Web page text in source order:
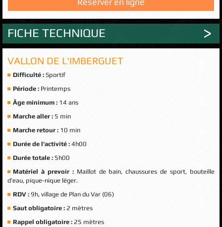
FICHE TECHNIQUE
VALLON DE L'IMBERGUET
Difficulté : Sportif
Période : Printemps
Âge minimum : 14 ans
Marche aller : 5 min
Marche retour : 10 min
Durée de l'activité : 4h00
Durée totale : 5h00
Matériel à prevoir : Maillot de bain, chaussures de sport, bouteille
d'eau, pique-nique léger.
RDV : 9h, village de Plan du Var (06)
Saut obligatoire : 2 mètres
Rappel obligatoire : 25 mètres